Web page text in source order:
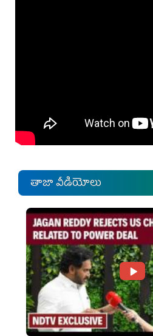
తాజా వీడియోలు